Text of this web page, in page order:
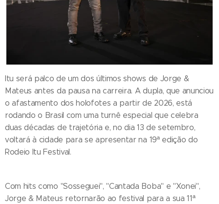
Itu será palco de um dos últimos shows de Jorge &
Mateus antes da pausa na carreira. A dupla, que anunciou
o afastamento dos holofotes a partir de 2026, está
rodando o Brasil com uma turnê especial que celebra
duas décadas de trajetória e, no dia 13 de setembro,
voltará à cidade para se apresentar na 19ª edição do
Rodeio Itu Festival.
Com hits como "Sosseguei", "Cantada Boba" e "Xonei",
Jorge & Mateus retornarão ao festival para a sua 11ª